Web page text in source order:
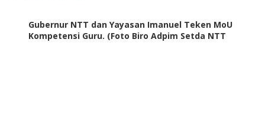
Gubernur NTT dan Yayasan Imanuel Teken MoU
Kompetensi Guru. (Foto Biro Adpim Setda NTT